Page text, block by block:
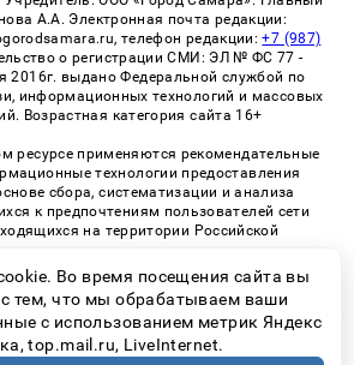
А.А. Электронная почта редакции:
телефон редакции:+7 (987)
о регистрации СМИ: ЭЛ № ФС 77 -
2016г. выдано Федеральной службой по
информационных технологий и массовых
Возрастная категория сайта 16+
ресурсе применяются рекомендательные
технологии предоставления
сбора, систематизации и анализа
к предпочтениям пользователей сети
на территории Российской
применения рекомендательных
рекламно-обменной сети
«СМИ2» (PDF)
| Все права защищены
Во время посещения сайта вы
с тем, что мы обрабатываем ваши
с использованием метрик Яндекс
top.mail.ru, LiveInternet.